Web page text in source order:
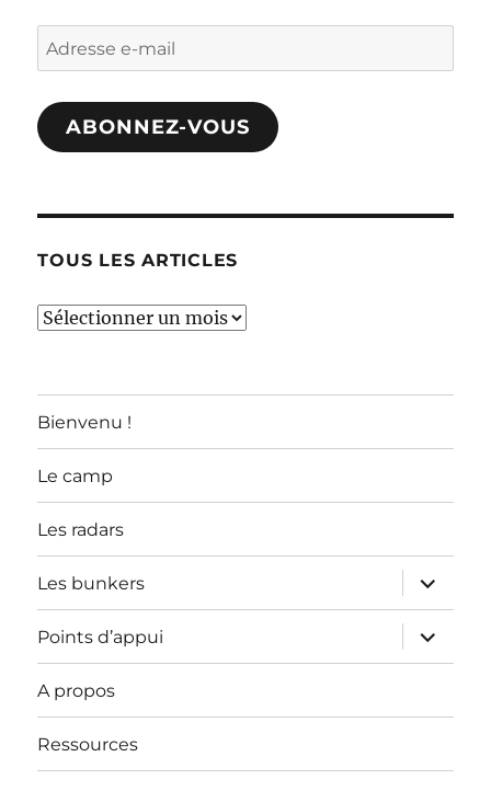
Adresse
e-
mail
ABONNEZ-VOUS
TOUS LES ARTICLES
TOUS
Bienvenu !
Le camp
Les radars
Les bunkers
ouvrir
le
sous-
menu
Points d’appui
ouvrir
le
sous-
A propos
Ressources